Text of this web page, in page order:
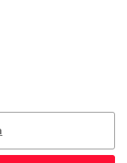
verwendet.
als